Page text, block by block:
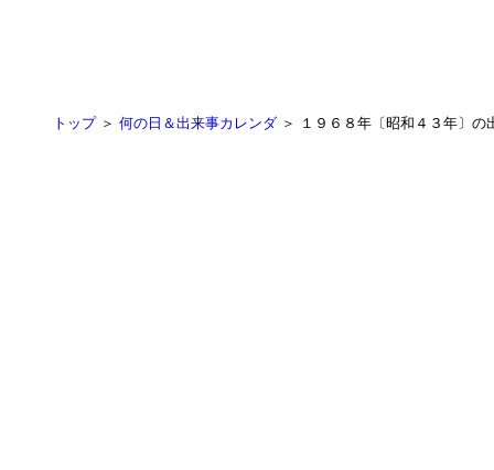
トップ＞ 何の日＆出来事カレンダ ＞ １９６８年〔昭和４３年〕の